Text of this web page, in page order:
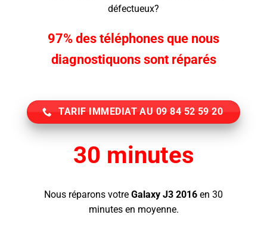
défectueux?
97% des téléphones que nous
diagnostiquons sont réparés
TARIF IMMEDIAT AU 09 84 52 59 20
30 minutes
Nous réparons votre Galaxy J3 2016 en 30
minutes en moyenne.